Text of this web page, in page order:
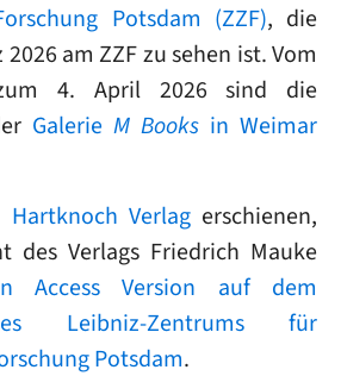
Potsdam (ZZF), die
am ZZF zu sehen ist. Vom
4. April 2026 sind die
Galerie M Books in Weimar
Hartknoch Verlagerschienen,
des Verlags Friedrich Mauke
Access Version auf dem
Leibniz-Zentrums für
Potsdam.